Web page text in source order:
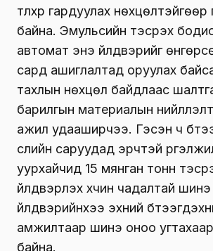
түлхүүр гардуулах нөхцөлтэйгөөр
байна. Эмульсийн тэсрэх
автомат энэ үйлдвэрийг
сард ашиглалтад оруулах
тахлын нөхцөл байдлаас
барилгын материалын
ажил удааширчээ. Гэсэн ч
сүүлийн саруудад эрчтэй
уурхайчид 15 мянган тонн
үйлдвэрлэх хүчин чадалтай шинэ
үйлдвэрийнхээ эхний
амжилтаар шинэ оноо
байна.